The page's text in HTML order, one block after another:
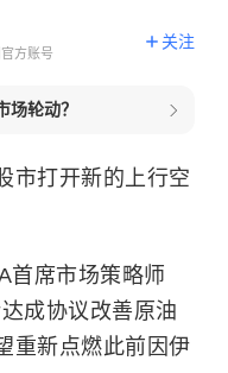
方账号
关注
场轮动？
市打开新的上行空
首席市场策略师
成协议改善原油
重新点燃此前因伊